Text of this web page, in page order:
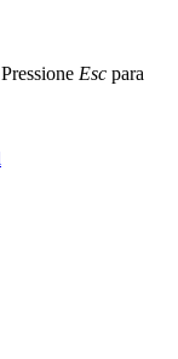
Esc para